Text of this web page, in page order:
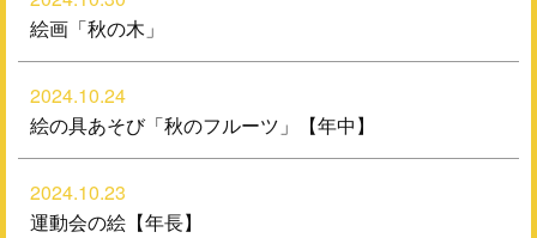
絵画「秋の木」
2024.10.24
絵の具あそび「秋のフルーツ」【年中】
2024.10.23
運動会の絵【年長】